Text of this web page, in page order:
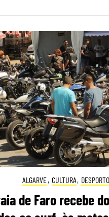
ALGARVE, CULTURA, DESPORTO
de Faro recebe